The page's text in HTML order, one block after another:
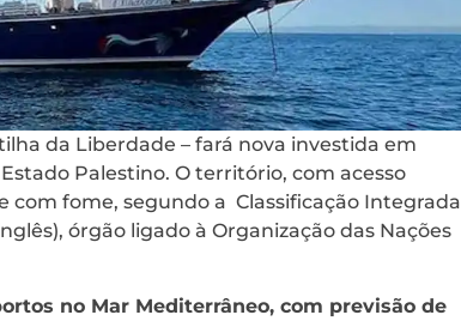
da Liberdade – fará nova investida em
Palestino. O território, com acesso
fome, segundo a Classificação Integrada
órgão ligado à Organização das Nações
no Mar Mediterrâneo, com previsão de